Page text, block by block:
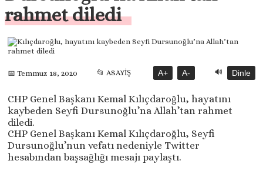
rahmet diledi
📅 Temmuz 18, 2020 📂 ASAYİŞ A+ A- 🔊 Dinle
CHP Genel Başkanı Kemal Kılıçdaroğlu, hayatını
kaybeden Seyfi Dursunoğlu’na Allah’tan rahmet
diledi.
CHP Genel Başkanı Kemal Kılıçdaroğlu, Seyfi
Dursunoğlu’nun vefatı nedeniyle Twitter
hesabından başsağlığı mesajı paylaştı.